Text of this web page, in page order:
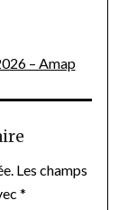
– Amap
Les champs
*